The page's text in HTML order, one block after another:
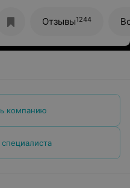
посочувствовав
ходит из-за
лично
домой.Каково было
бабушка и
не думала,что в
Отдельное
сотрудников.
Отзывы1244
компанию